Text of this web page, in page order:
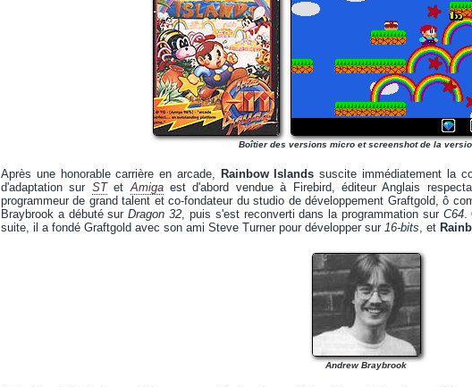
Boîtier des versions micro et screenshot de la
Après une honorable carrière en arcade, Rainbow Islands suscite immédiatement la
d'adaptation sur STetAmigaest d'abord vendue à Firebird, éditeur Anglais
programmeur de grand talent et co-fondateur du studio de développement Graftgold, ô
Braybrook a débuté surDragon 32, puis s'est reconverti dans la programmation sur C64.
suite, il a fondé Graftgold avec son ami Steve Turner pour développer sur 16-bits, et
Andrew Braybrook